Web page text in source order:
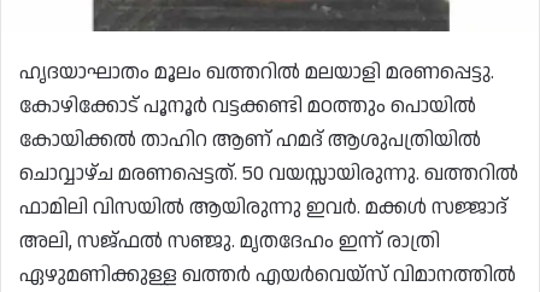
ഹൃദയാഘാതം മൂലം ഖത്തറിൽ മലയാളി മരണപ്പെട്ടു.
കോഴിക്കോട് പൂനൂർ വട്ടക്കണ്ടി മഠത്തും പൊയിൽ
കോയിക്കൽ താഹിറ ആണ് ഹമദ് ആശുപത്രിയിൽ
ചൊവ്വാഴ്ച മരണപ്പെട്ടത്. 50 വയസ്സായിരുന്നു. ഖത്തറില്‍
ഫാമിലി വിസയിൽ ആയിരുന്നു ഇവർ. മക്കൾ സജ്ജാദ്
അലി, സജ്ഫല്‍ സഞ്ജു. മൃതദേഹം ഇന്ന് രാത്രി
ഏഴുമണിക്കുള്ള ഖത്തർ എയർവെയ്സ് വിമാനത്തിൽ